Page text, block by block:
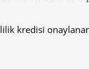
kredisi